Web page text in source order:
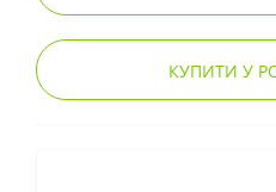
КУПИТИ У